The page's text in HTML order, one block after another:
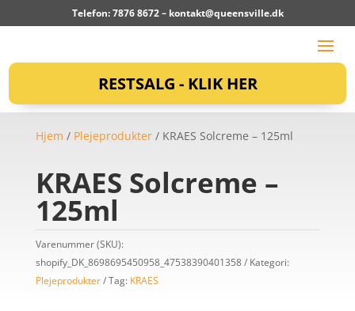
Telefon: 7876 8672 – kontakt@queensville.dk
RESTSALG - KLIK HER
Hjem / Plejeprodukter/ KRAES Solcreme – 125ml
KRAES Solcreme –
125ml
Varenummer (SKU):
shopify_DK_8698695450958_47538390401358
Kategori:
Plejeprodukter
Tag: KRAES